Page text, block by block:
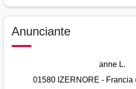
Anunciante
anne L.
01580 IZERNORE - Francia